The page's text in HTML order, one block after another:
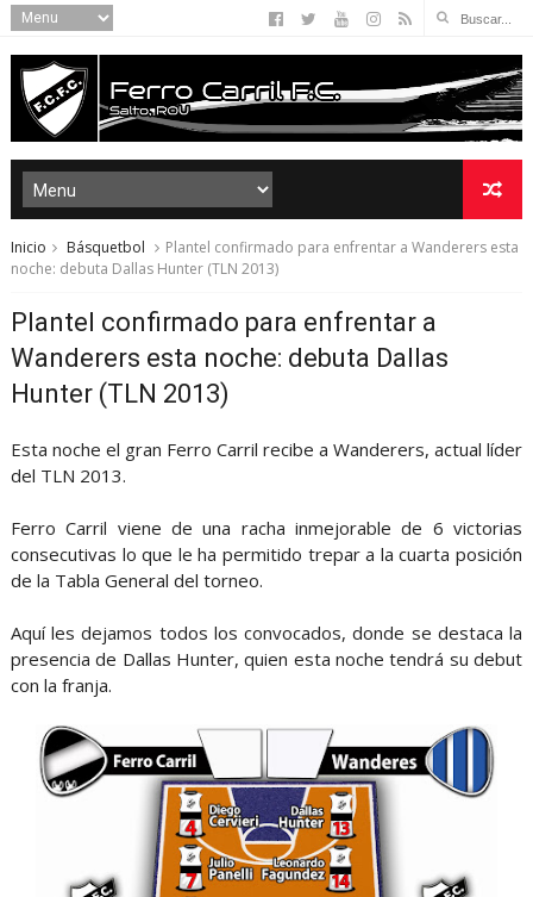
Inicio Básquetbol
Plantel confirmado para enfrentar a Wanderers esta
noche: debuta Dallas Hunter (TLN 2013)
Plantel confirmado para enfrentar a
Wanderers esta noche: debuta Dallas
Hunter (TLN 2013)
Esta noche el gran Ferro Carril recibe a Wanderers, actual líder
del TLN 2013.
Ferro Carril viene de una racha inmejorable de 6 victorias
consecutivas lo que le ha permitido trepar a la cuarta posición
de la Tabla General del torneo.
Aquí les dejamos todos los convocados, donde se destaca la
presencia de Dallas Hunter, quien esta noche tendrá su debut
con la franja.